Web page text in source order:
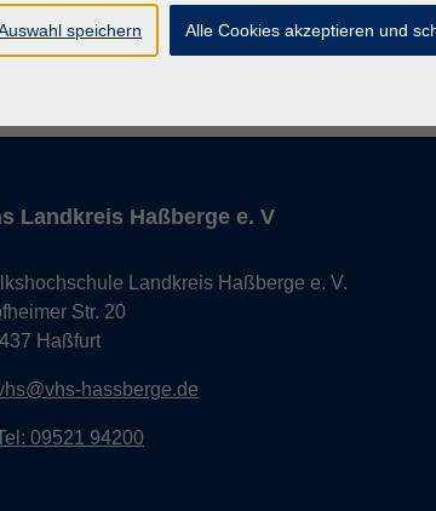
Landkreis Haßberge e. V
Landkreis Haßberge e. V.
Str. 20
Haßfurt
hassberge.de
09521 94200
speichern Alle Cookies akzeptieren und